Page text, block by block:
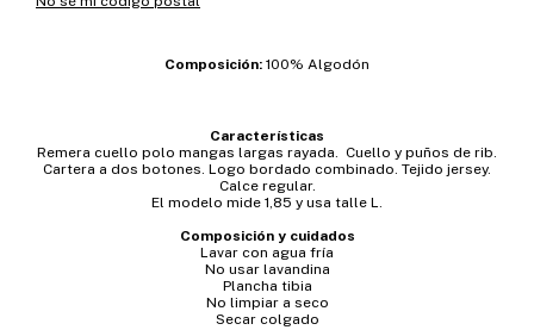
Composición: 100% Algodón
Características
Remera cuello polo mangas largas rayada. Cuello y puños de rib.
Cartera a dos botones. Logo bordado combinado. Tejido jersey.
Calce regular.
El modelo mide 1,85 y usa talle L.
Composición y cuidados
Lavar con agua fría
No usar lavandina
Plancha tibia
No limpiar a seco
Secar colgado